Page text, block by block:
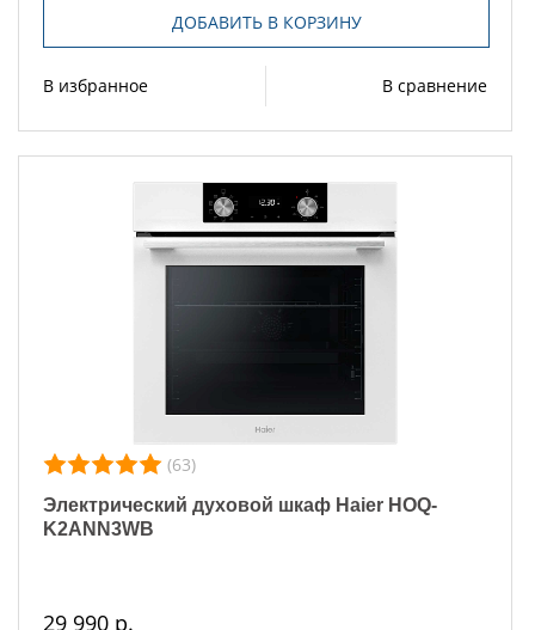
ДОБАВИТЬ В КОРЗИНУ
В избранное В сравнение
(63)
Электрический духовой шкаф Haier HOQ-
K2ANN3WB
29 990 р.